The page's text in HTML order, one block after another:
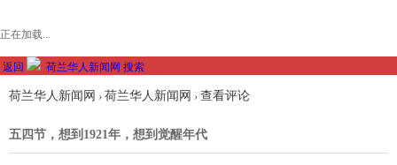
正在加载...
返回 荷兰华人新闻网 搜索
荷兰华人新闻网 › 荷兰华人新闻网 › 查看评论
五四节，想到1921年，想到觉醒年代